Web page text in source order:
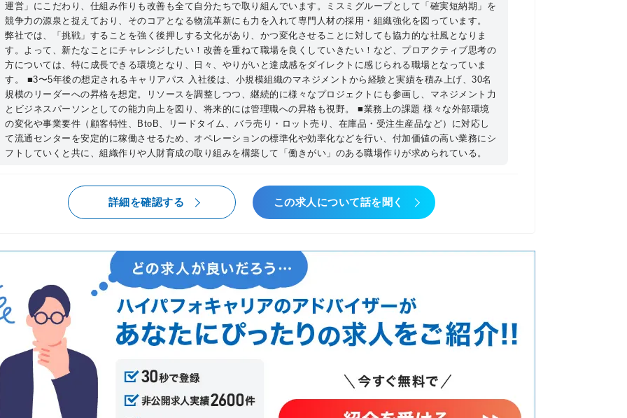
切り離せません。 現場管理の視点から物流を支え、ミスミのコアコンピタンスを守
り、発展・進化させていくことがミッションです。 �B自組織の強み・事業責任者
からのコメント等 当センターはグループの物流基盤モデルとなるセンターと位置づ
けており、最新鋭の立体自動倉庫及び倉庫管理システムが備わっています。 人と設
備の最適運用を考え、確実短納期で商品を届けるための中核を担う組織です。 ■仕事
情報 �@担当業務内容 【現場マネジメント】 −お客様へ「確実短納期」に商品をお
届けするためのオペレーションの遂行 −日々のSQTC(Safety・Quality・Time・Cost)
の管理と目標達成に向けた改善実行 −業務量に応じた最適オペレーション設計※現場
マネジメント人数：20名規模：40％ 【改善推進】 −改善リーダーとして全体最適化
実行 −改善サイクルが自走する文化と組織の構築：40％ 【人材育成】 −組織づくり
と人づくりを通して、次の管理者候補の育成 −標準化と更なるカイゼンを通して進化
できる組織・人づくり：20％
運営」にこだわり、仕組み作りも改善も全て自分たちで取り組んでいます。ミスミグループとして「確実短納期」を
競争力の源泉と捉えており、そのコアとなる物流革新にも力を入れて専門人材の採用・組織強化を図っています。
弊社では、「挑戦」することを強く後押しする文化があり、かつ変化させることに対しても協力的な社風となりま
す。よって、新たなことにチャレンジしたい！改善を重ねて職場を良くしていきたい！など、プロアクティブ思考の
方については、特に成長できる環境となり、日々、やりがいと達成感をダイレクトに感じられる職場となっていま
す。 ■3〜5年後の想定されるキャリアパス 入社後は、小規模組織のマネジメントから経験と実績を積み上げ、30名
規模のリーダーへの昇格を想定。リソースを調整しつつ、継続的に様々なプロジェクトにも参画し、マネジメント力
とビジネスパーソンとしての能力向上を図り、将来的には管理職への昇格も視野。 ■業務上の課題 様々な外部環境
の変化や事業要件（顧客特性、BtoB、リードタイム、バラ売り・ロット売り、在庫品・受注生産品など）に対応し
て流通センターを安定的に稼働させるため、オペレーションの標準化や効率化などを行い、付加価値の高い業務にシ
フトしていくと共に、組織作りや人財育成の取り組みを構築して「働きがい」のある職場作りが求められている。
詳細を確認する この求人について話を聞く